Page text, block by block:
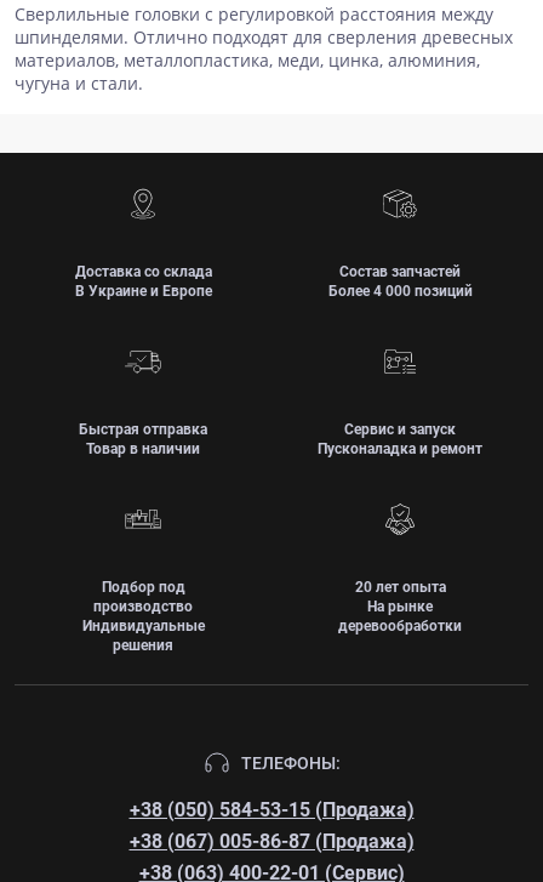
Сверлильные головки с регулировкой расстояния между
шпинделями. Отлично подходят для сверления древесных
материалов, металлопластика, меди, цинка, алюминия,
чугуна и стали.
Доставка со склада
В Украине и Европе
Состав запчастей
Более 4 000 позиций
Быстрая отправка
Товар в наличии
Сервис и запуск
Пусконаладка и ремонт
Подбор под
производство
Индивидуальные
решения
20 лет опыта
На рынке
деревообработки
ТЕЛЕФОНЫ:
+38 (050) 584-53-15 (Продажа)
+38 (067) 005-86-87 (Продажа)
+38 (063) 400-22-01 (Сервис)